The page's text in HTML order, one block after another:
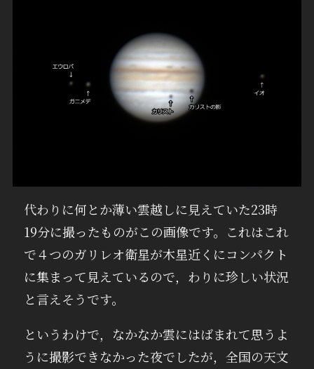
代わりに何とか薄い雲越しに見えていた23時
19分に撮ったものがこの画像です。これはこれ
で４つのガリレオ衛星が木星近くにコンパクト
に集まって見えているので，わりに珍しい状況
と言えそうです。
というわけで，なかなか雲にはばまれて思うよ
うに撮影できなかった夜でしたが，全国の天文